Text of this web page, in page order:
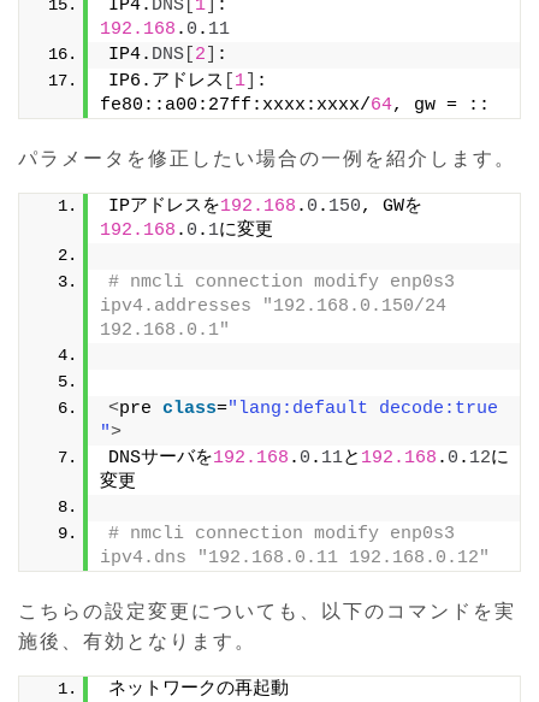
IP4. DNS 1
192.168 . 0 . 11
IP4. DNS 2
:
IP6.アドレス
1
:
fe80::a00:27ff:xxxx:xxxx/64, gw = ::
パラメータを修正したい場合の一例を紹介します。
IPアドレスを192.168 . 0 . 150, GWを
192.168 . 0 . 1に変更
# nmcli connection modify enp0s3
ipv4.addresses "192.168.0.150/24
192.168.0.1"
<pre class="lang:default decode:true
">
DNSサーバを192.168 . 0 . 11と 192.168 . 0 . 12に
変更
# nmcli connection modify enp0s3
ipv4.dns "192.168.0.11 192.168.0.12"
こちらの設定変更についても、以下のコマンドを実
施後、有効となります。
ネットワークの再起動